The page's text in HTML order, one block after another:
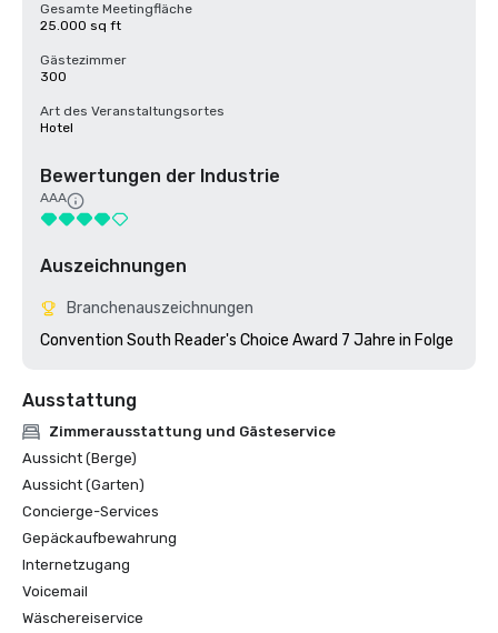
Gesamte Meetingfläche
25.000 sq ft
Gästezimmer
300
Art des Veranstaltungsortes
Hotel
Bewertungen der Industrie
AAA
Auszeichnungen
Branchenauszeichnungen
Convention South Reader's Choice Award 7 Jahre in Folge
Ausstattung
Zimmerausstattung und Gästeservice
Aussicht (Berge)
Aussicht (Garten)
Concierge-Services
Gepäckaufbewahrung
Internetzugang
Voicemail
Wäschereiservice